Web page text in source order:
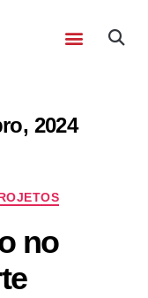
2024
no